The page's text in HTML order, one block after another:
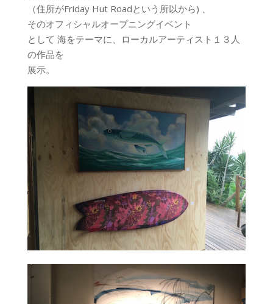
（住所がFriday Hut Roadという所以から) 、
そのオフィシャルオープニングイベント
として 海をテーマに、ローカルアーティスト１３人
の作品を
展示。